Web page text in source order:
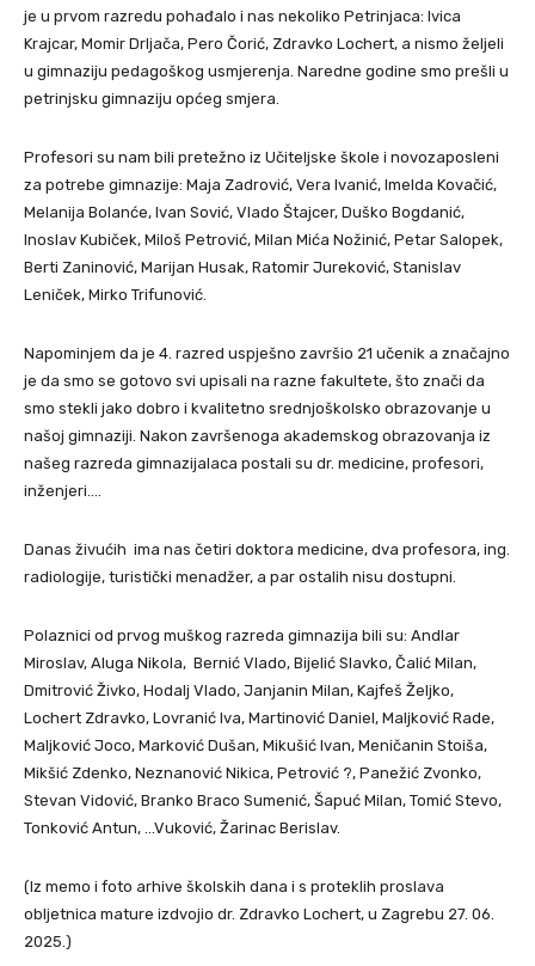
je u prvom razredu pohađalo i nas nekoliko Petrinjaca: Ivica
Krajcar, Momir Drljača, Pero Čorić, Zdravko Lochert, a nismo željeli
u gimnaziju pedagoškog usmjerenja. Naredne godine smo prešli u
petrinjsku gimnaziju općeg smjera.
Profesori su nam bili pretežno iz Učiteljske škole i novozaposleni
za potrebe gimnazije: Maja Zadrović, Vera Ivanić, Imelda Kovačić,
Melanija Bolanće, Ivan Sović, Vlado Štajcer, Duško Bogdanić,
Inoslav Kubiček, Miloš Petrović, Milan Mića Nožinić, Petar Salopek,
Berti Zaninović, Marijan Husak, Ratomir Jureković, Stanislav
Leniček, Mirko Trifunović.
Napominjem da je 4. razred uspješno završio 21 učenik a značajno
je da smo se gotovo svi upisali na razne fakultete, što znači da
smo stekli jako dobro i kvalitetno srednjoškolsko obrazovanje u
našoj gimnaziji. Nakon završenoga akademskog obrazovanja iz
našeg razreda gimnazijalaca postali su dr. medicine, profesori,
inženjeri….
Danas živućih ima nas četiri doktora medicine, dva profesora, ing.
radiologije, turistički menadžer, a par ostalih nisu dostupni.
Polaznici od prvog muškog razreda gimnazija bili su: Andlar
Miroslav, Aluga Nikola, Bernić Vlado, Bijelić Slavko, Čalić Milan,
Dmitrović Živko, Hodalj Vlado, Janjanin Milan, Kajfeš Željko,
Lochert Zdravko, Lovranić Iva, Martinović Daniel, Maljković Rade,
Maljković Joco, Marković Dušan, Mikušić Ivan, Meničanin Stoiša,
Mikšić Zdenko, Neznanović Nikica, Petrović ?, Panežić Zvonko,
Stevan Vidović, Branko Braco Sumenić, Šapuć Milan, Tomić Stevo,
Tonković Antun, …Vuković, Žarinac Berislav.
(Iz memo i foto arhive školskih dana i s proteklih proslava
obljetnica mature izdvojio dr. Zdravko Lochert, u Zagrebu 27. 06.
2025.)